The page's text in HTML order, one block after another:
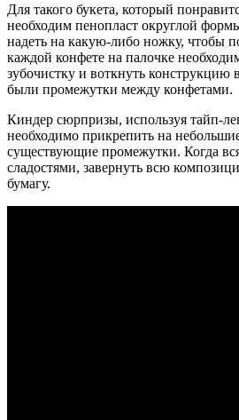
Для такого букета, который
необходим пенопласт округлой
надеть на какую-либо ножку, чтобы
каждой конфете на палочке
зубочистку и воткнуть конструкцию
были промежутки между конфетами.
Киндер сюрпризы, используя тайп-
необходимо прикрепить на
существующие промежутки. Когда
сладостями, завернуть всю
бумагу.